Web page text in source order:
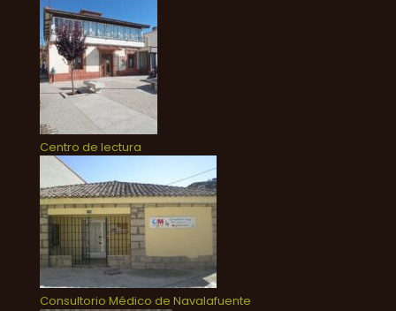
Centro de lectura
Consultorio Médico de Navalafuente